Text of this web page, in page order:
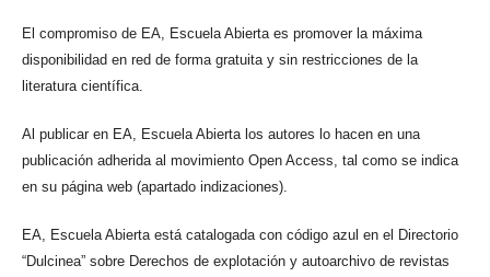
El compromiso de EA, Escuela Abierta es promover la máxima
disponibilidad en red de forma gratuita y sin restricciones de la
literatura científica.
Al publicar en EA, Escuela Abierta los autores lo hacen en una
publicación adherida al movimiento Open Access, tal como se indica
en su página web (apartado indizaciones).
EA, Escuela Abierta está catalogada con código azul en el Directorio
“Dulcinea” sobre Derechos de explotación y autoarchivo de revistas